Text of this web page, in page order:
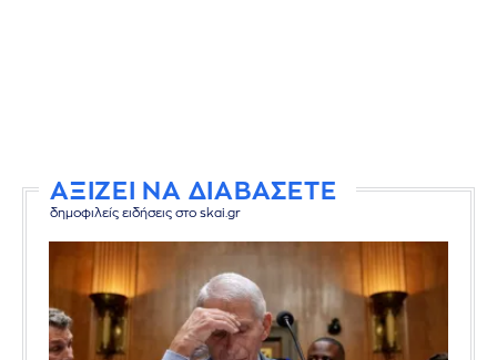
ΑΞΙΖΕΙ ΝΑ ΔΙΑΒΑΣΕΤΕ
δημοφιλείς ειδήσεις στο skai.gr